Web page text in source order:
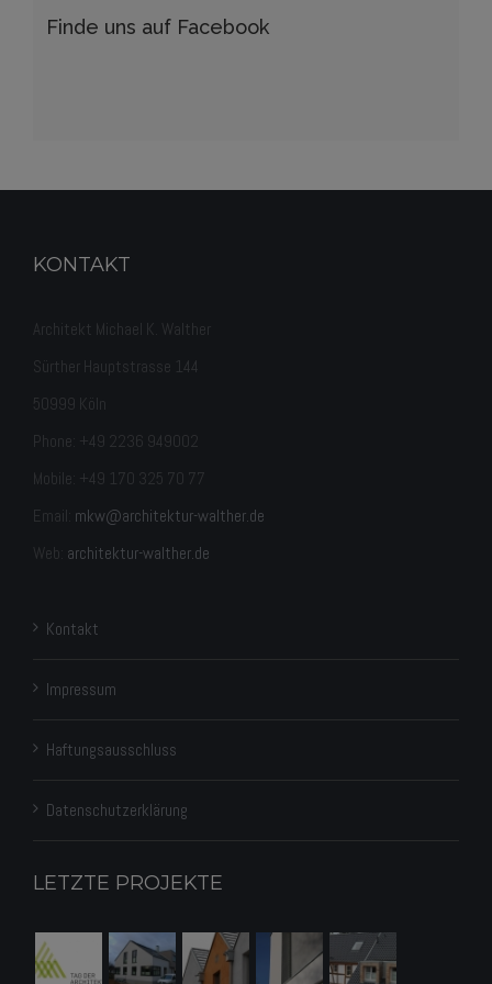
Finde uns auf Facebook
KONTAKT
Architekt Michael K. Walther
Sürther Hauptstrasse 144
50999 Köln
Phone: +49 2236 949002
Mobile: +49 170 325 70 77
Email: mkw@architektur-walther.de
Web: architektur-walther.de
Kontakt
Impressum
Haftungsausschluss
Datenschutz­erklärung
LETZTE PROJEKTE